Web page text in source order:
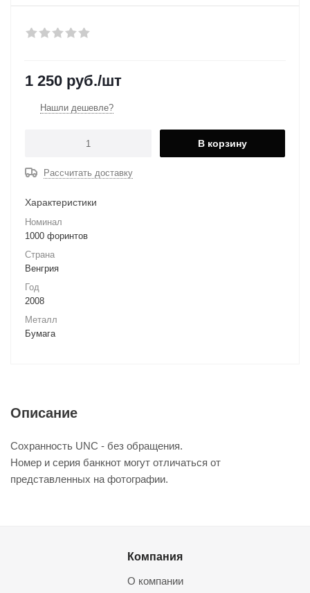
1 250 руб./шт
Нашли дешевле?
В корзину
Рассчитать доставку
Характеристики
Номинал
1000 форинтов
Страна
Венгрия
Год
2008
Металл
Бумага
Описание
Сохранность UNC - без обращения.
Номер и серия банкнот могут отличаться от
представленных на фотографии.
Компания
О компании